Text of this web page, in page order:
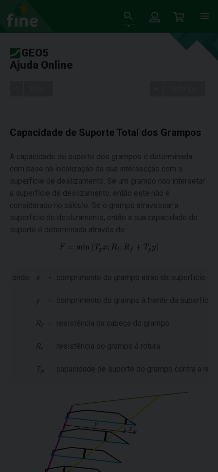
GEO5
Ajuda Online
Capacidade de Suporte Total dos Grampos
A capacidade de suporte dos grampos é determinada
com base na localização da sua intersecção com a
superfície de deslizamento. Se um grampo não intersetar
a superfície de deslizamento, então este não é
considerado no cálculo. Se o grampo atravessar a
superfície de deslizamento, então a sua capacidade de
suporte é determinada através de:
onde: x - comprimento do grampo atrás da superfície
y - comprimento do grampo à frente da
R f - resistência da cabeça do grampo
Rt - resistência do grampo à rotura
Tp - capacidade de suporte do grampo contra a